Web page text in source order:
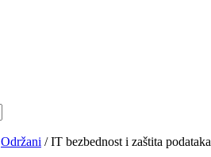
Održani / IT bezbednost i zaštita podataka